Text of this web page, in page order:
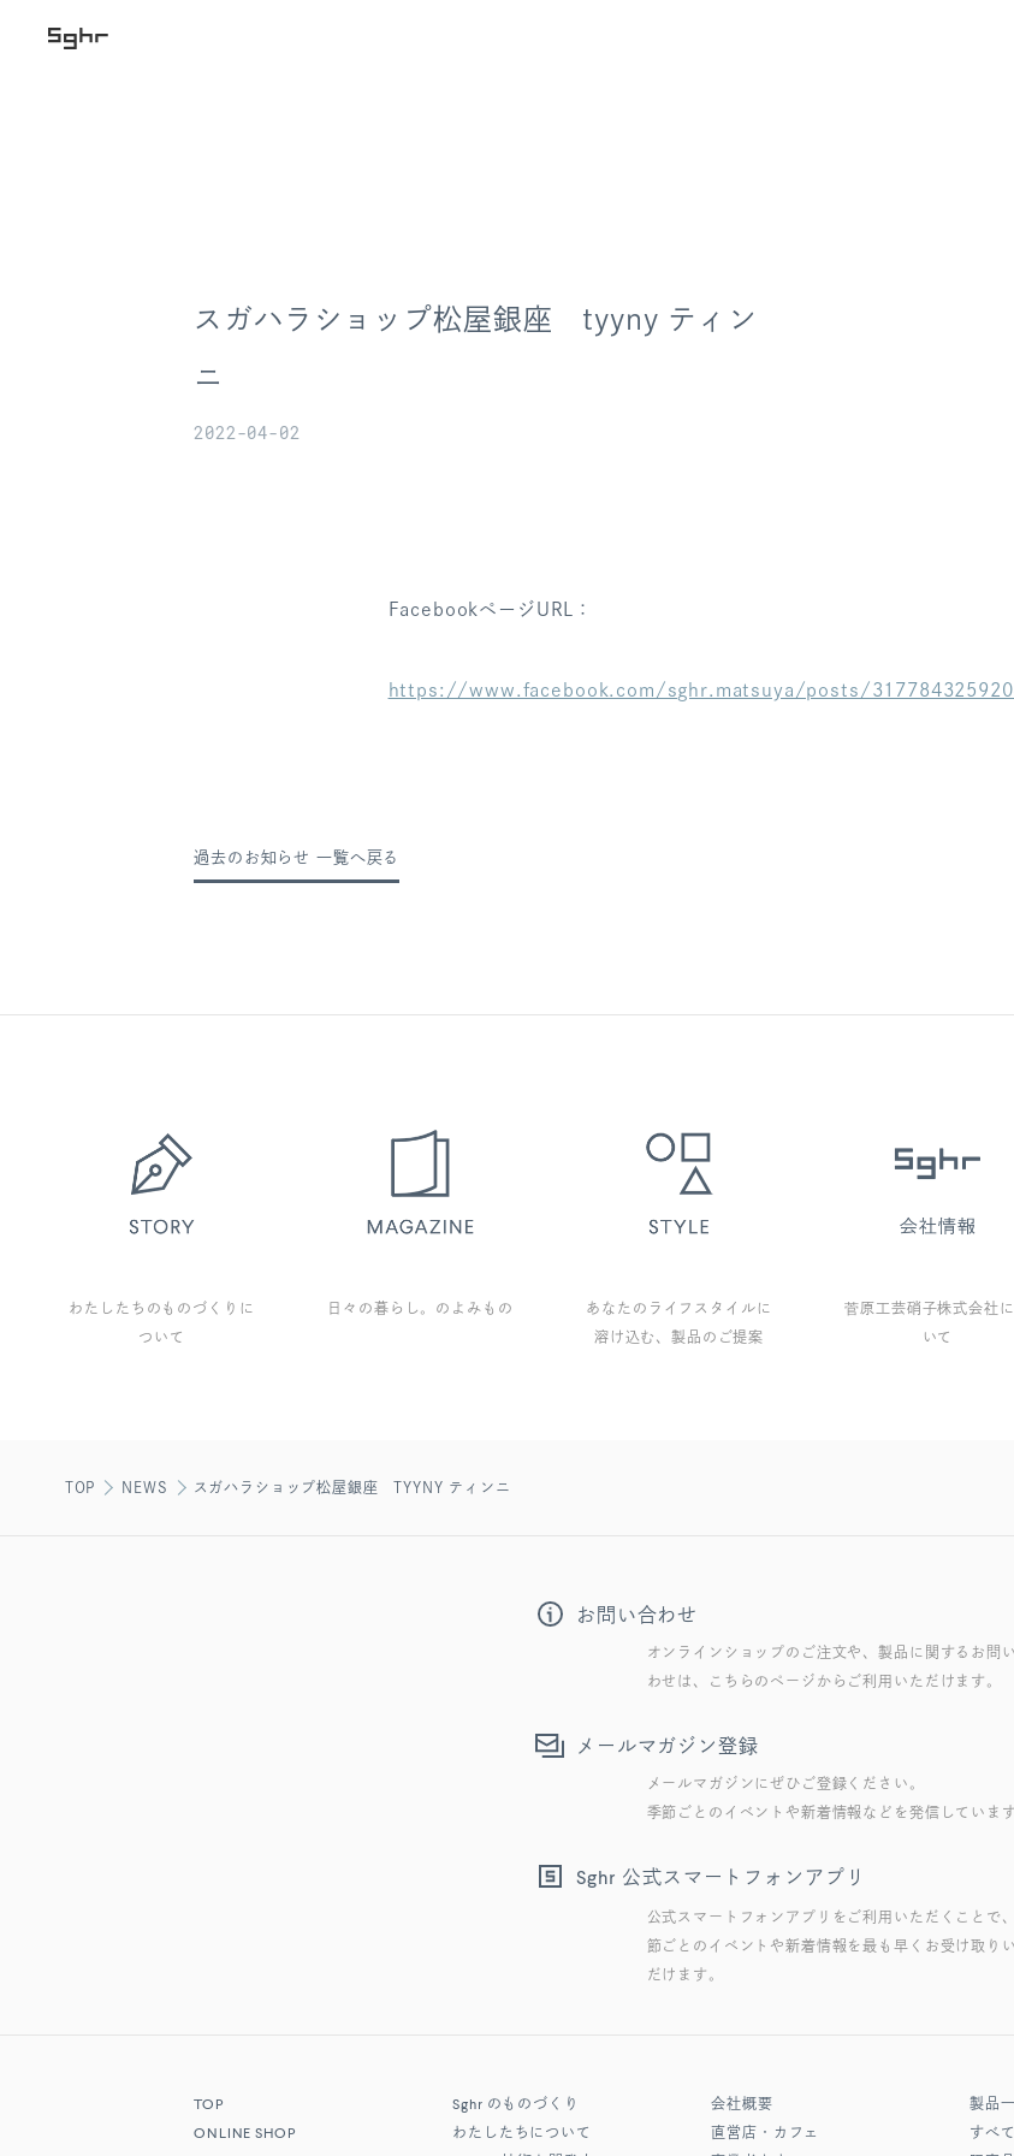
スガハラショップ松屋銀座 tyyny ティン
ニ
2022-04-02
FacebookページURL：
https://www.facebook.com/sghr.matsuya/posts/
過去のお知らせ 一覧へ戻る
わたしたちのものづくりに
ついて
日々の暮らし。のよみもの
あなたのライフスタイルに
溶け込む、製品のご提案
菅原工芸硝子株式会社
いて
TOP NEWS スガハラショップ松屋銀座 TYYNY ティンニ
お問い合わせ
オンラインショップのご注文や、製品に関するお問
わせは、こちらのページからご利用いただけます。
メールマガジン登録
メールマガジンにぜひご登録ください。
季節ごとのイベントや新着情報などを発信しています
Sghr 公式スマートフォンアプリ
公式スマートフォンアプリをご利用いただくことで
節ごとのイベントや新着情報を最も早くお受け取り
だけます。
TOP
ONLINE SHOP
Sghr のものづくり
わたしたちについて
会社概要
直営店・カフェ
製品
すべ